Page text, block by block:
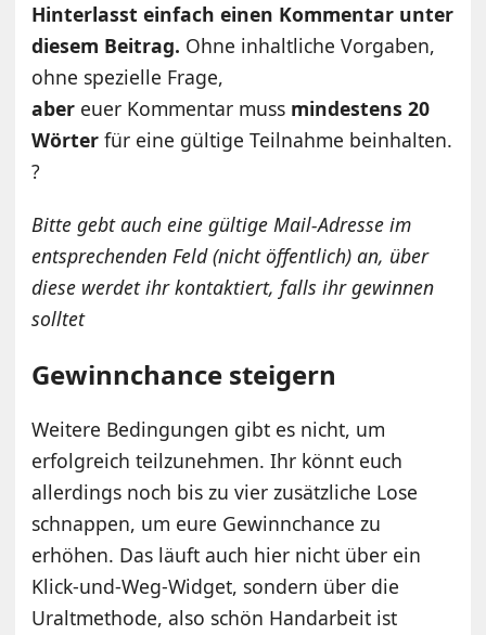
Hinterlasst einfach einen Kommentar unter
diesem Beitrag. Ohne inhaltliche Vorgaben,
ohne spezielle Frage,
aber euer Kommentar muss mindestens 20
Wörter für eine gültige Teilnahme beinhalten.
?
Bitte gebt auch eine gültige Mail-Adresse im
entsprechenden Feld (nicht öffentlich) an, über
diese werdet ihr kontaktiert, falls ihr gewinnen
solltet
Gewinnchance steigern
Weitere Bedingungen gibt es nicht, um
erfolgreich teilzunehmen. Ihr könnt euch
allerdings noch bis zu vier zusätzliche Lose
schnappen, um eure Gewinnchance zu
erhöhen. Das läuft auch hier nicht über ein
Klick-und-Weg-Widget, sondern über die
Uraltmethode, also schön Handarbeit ist